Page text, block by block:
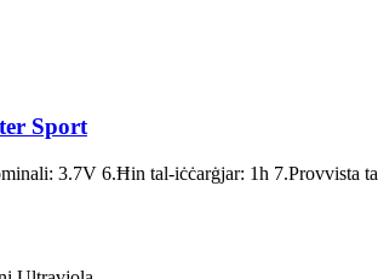
Sport
3.7V 6.Ħin tal-iċċarġjar: 1h 7.Provvista